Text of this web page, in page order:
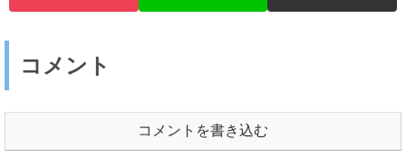
コメント
コメントを書き込む